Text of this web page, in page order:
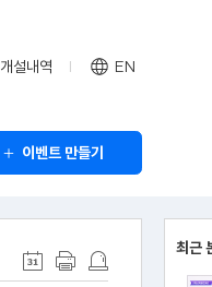
개설내역 EN
이벤트 만들기
최근